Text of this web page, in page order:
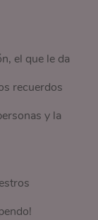
el que le da
recuerdos
y la